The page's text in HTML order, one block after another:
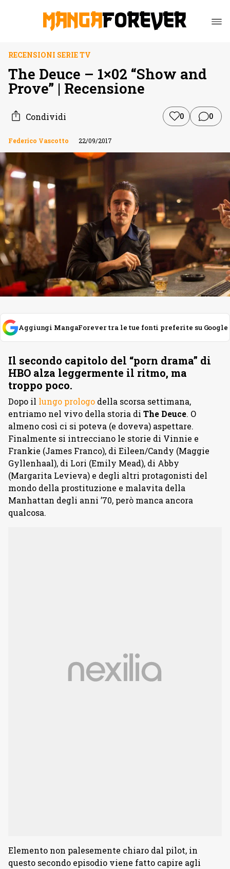
RECENSIONI SERIE TV
The Deuce – 1×02 “Show and
Prove” | Recensione
Condividi 0 0
Federico Vascotto 22/09/2017
Aggiungi MangaForever tra le tue fonti preferite su Google
Il secondo capitolo del “porn drama” di
HBO alza leggermente il ritmo, ma
troppo poco.
Dopo il lungo prologo della scorsa settimana,
entriamo nel vivo della storia di The Deuce. O
almeno così ci si poteva (e doveva) aspettare.
Finalmente si intrecciano le storie di Vinnie e
Frankie (James Franco), di Eileen/Candy (Maggie
Gyllenhaal), di Lori (Emily Mead), di Abby
(Margarita Levieva) e degli altri protagonisti del
mondo della prostituzione e malavita della
Manhattan degli anni ’70, però manca ancora
qualcosa.
Elemento non palesemente chiaro dal pilot, in
questo secondo episodio viene fatto capire agli